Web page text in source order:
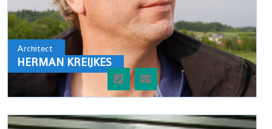
Architect
HERMAN KREIJKES